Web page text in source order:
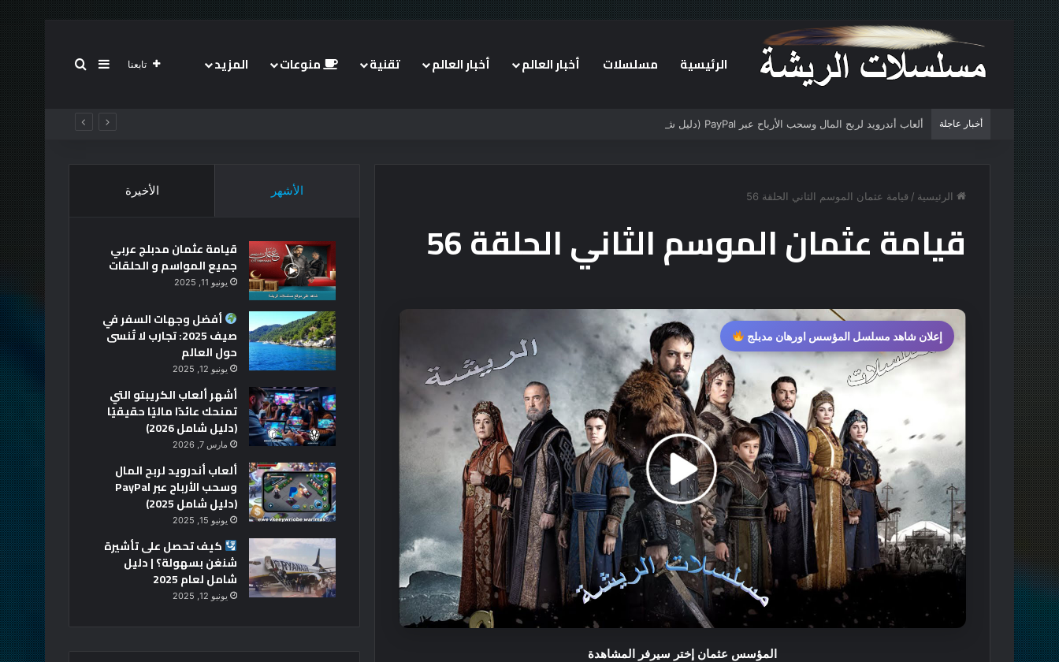
الرئيسية مسلسلات أخبار العالم أخبار العالم تقنية منوعات المزيد تابعنا إضافة عمود جانبي
بحث عن
أخبار عاجلة ألعاب أندرويد لربح المال وسحب الأرباح عبر PayPal (دليل شامل 2025)
الرئيسية / قيامة عثمان الموسم الثاني الحلقة 56
قيامة عثمان الموسم الثاني الحلقة 56
إعلان شاهد مسلسل المؤسس اورهان مدبلج
المؤسس عثمان إختر سيرفر المشاهدة
الأشهر الأخيرة
قيامة عثمان مدبلج عربي
جميع المواسم و الحلقات
يونيو 11, 2025
أفضل وجهات السفر في
صيف 2025: تجارب لا تُنسى
حول العالم
يونيو 12, 2025
أشهر ألعاب الكريبتو التي
تمنحك عائدًا ماليًا حقيقيًا
(دليل شامل 2026)
مارس 7, 2026
ألعاب أندرويد لربح المال
وسحب الأرباح عبر PayPal
(دليل شامل 2025)
يونيو 15, 2025
كيف تحصل على تأشيرة
شنغن بسهولة؟ | دليل
شامل لعام 2025
يونيو 12, 2025